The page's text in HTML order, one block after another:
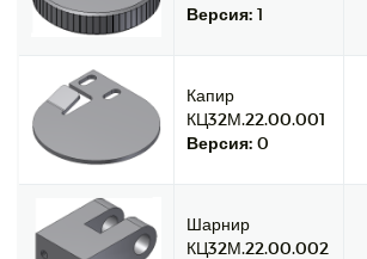
Версия: 1
Капир
КЦ32М.22.00.001
Версия: 0
Шарнир
КЦ32М.22.00.002